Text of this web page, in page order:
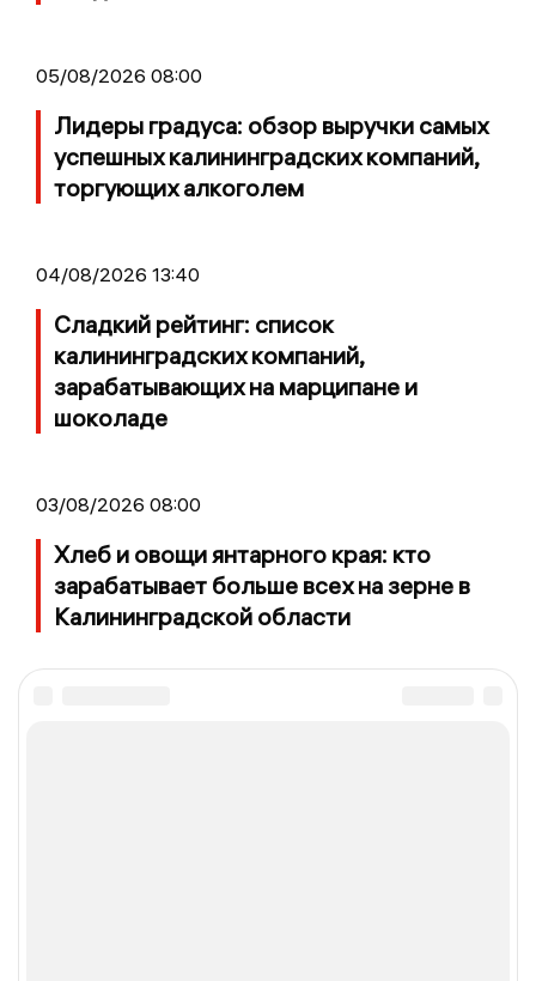
05/08/2026 08:00
Лидеры градуса: обзор выручки самых
успешных калининградских компаний,
торгующих алкоголем
04/08/2026 13:40
Сладкий рейтинг: список
калининградских компаний,
зарабатывающих на марципане и
шоколаде
03/08/2026 08:00
Хлеб и овощи янтарного края: кто
зарабатывает больше всех на зерне в
Калининградской области